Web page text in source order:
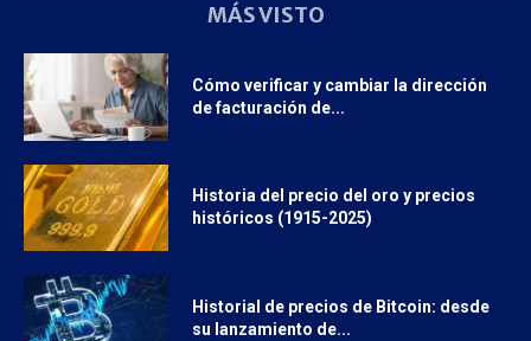
MÁS VISTO
Cómo verificar y cambiar la dirección
de facturación de...
Historia del precio del oro y precios
históricos (1915-2025)
Historial de precios de Bitcoin: desde
su lanzamiento de...